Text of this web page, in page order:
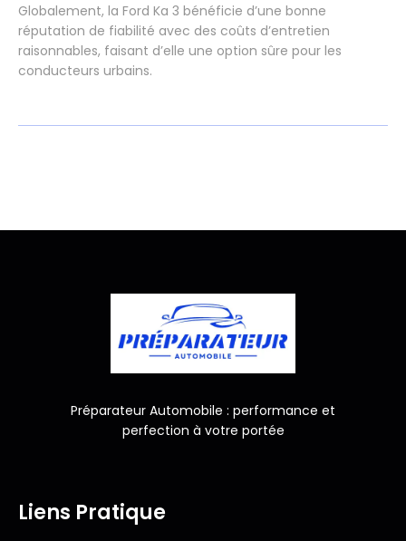
Globalement, la Ford Ka 3 bénéficie d’une bonne
réputation de fiabilité avec des coûts d’entretien
raisonnables, faisant d’elle une option sûre pour les
conducteurs urbains.
Préparateur Automobile : performance et
perfection à votre portée
Liens Pratique